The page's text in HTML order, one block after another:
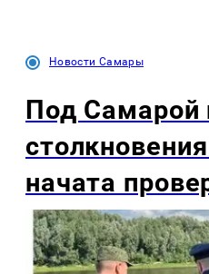
Новости Самары
Под Самарой
начата